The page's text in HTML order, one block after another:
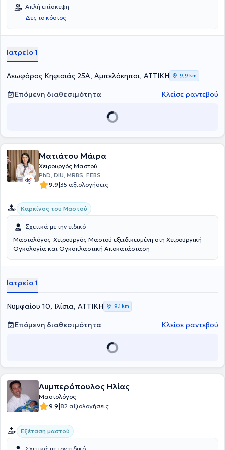
Απλή επίσκεψη
Δες το κόστος
Ιατρείο 1
Λεωφόρος Κηφισιάς 25Α, Αμπελόκηποι, ΑΤΤΙΚΗ 9,9 km
Επόμενη διαθεσιμότητα Κλείσε ραντεβού
Ματιάτου Μάιρα
Χειρουργός Μαστού
PhD, DIU, MRBS, FEBS
9.9|35 αξιολογήσεις
Καρκίνος του Μαστού
Σχετικά με την ειδικό
Μαστολόγος-Χειρουργός Μαστού εξειδικευμένη στη Χειρουργική
Ογκολογία και Ογκοπλαστική Αποκατάσταση
Ιατρείο 1
Νυμφαίου 10, Ιλίσια, ΑΤΤΙΚΗ 9,1 km
Επόμενη διαθεσιμότητα Κλείσε ραντεβού
Λυμπερόπουλος Ηλίας
Μαστολόγος
9.9|82 αξιολογήσεις
Εξέταση μαστού